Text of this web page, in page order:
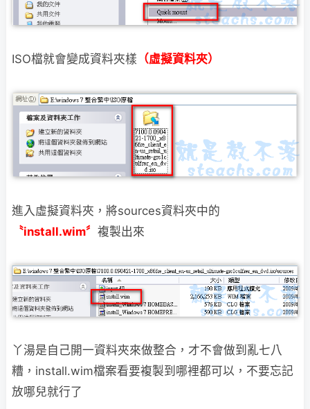
ISO檔就會變成資料夾樣 （虛擬資料夾）
進入虛擬資料夾，將sources資料夾中的
〝install.wim〞 複製出來
丫湯是自己開一資料夾來做整合，才不會做到亂七八
糟，install.wim檔案看要複製到哪裡都可以，不要忘記
放哪兒就行了